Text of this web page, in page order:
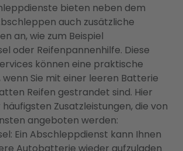
bieten neben dem
auch zusätzliche
an, wie zum Beispiel
oder Reifenpannenhilfe. Diese
können eine praktische
wenn Sie mit einer leeren Batterie
Reifen gestrandet sind. Hier
häufigsten Zusatzleistungen, die von
angeboten werden:
Ein Abschleppdienst kann Ihnen
Autobatterie wieder aufzuladen